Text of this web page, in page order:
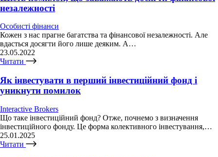
незалежності
Особисті фінанси
Кожен з нас прагне багатства та фінансової незалежності. Але
вдасться досягти його лише деяким. А…
23.05.2022
Читати
Як інвестувати в перший інвестиційний фонд і
уникнути помилок
Interactive Brokers
Що таке інвестиційний фонд? Отже, почнемо з визначення
інвестиційного фонду. Це форма колективного інвестування,…
25.01.2025
Читати